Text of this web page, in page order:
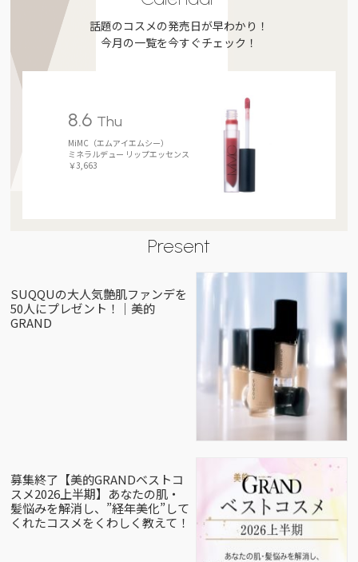
話題のコスメの発売日が早わかり！
今月の一覧を今すぐチェック！
8.6 Thu
MiMC（エムアイエムシー）
ミネラルデュー リップエッセンス
￥3,663
Present
SUQQUの大人気艶肌ファンデを
50人にプレゼント！｜美的
GRAND
募集終了【美的GRANDベストコ
スメ2026上半期】あなたの肌・
髪悩みを解消し、”経年美化”して
くれたコスメをくわしく教えて！